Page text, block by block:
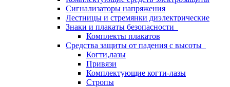
Сигнализаторы напряжения
Лестницы и стремянки диэлектрические
Знаки и плакаты безопасности
Комплекты плакатов
Средства защиты от падения с высоты
Когти,лазы
Привязи
Комплектующие когти-лазы
Стропы